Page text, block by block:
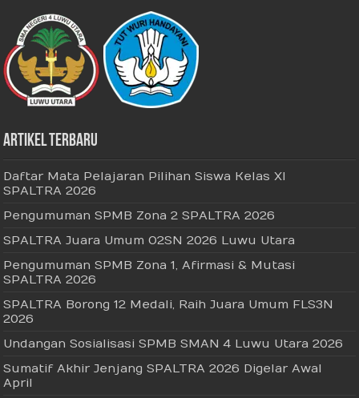
Artikel Terbaru
Daftar Mata Pelajaran Pilihan Siswa Kelas XI
SPALTRA 2026
Pengumuman SPMB Zona 2 SPALTRA 2026
SPALTRA Juara Umum O2SN 2026 Luwu Utara
Pengumuman SPMB Zona 1, Afirmasi & Mutasi
SPALTRA 2026
SPALTRA Borong 12 Medali, Raih Juara Umum FLS3N
2026
Undangan Sosialisasi SPMB SMAN 4 Luwu Utara 2026
Sumatif Akhir Jenjang SPALTRA 2026 Digelar Awal
April